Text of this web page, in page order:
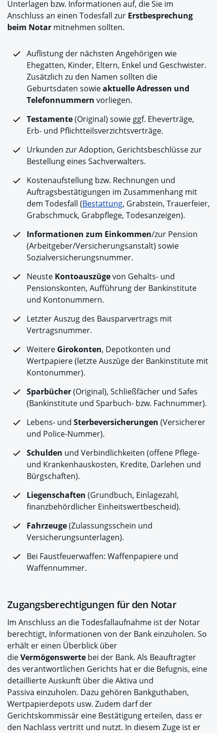
Unterlagen bzw. Informationen auf, die Sie im
Anschluss an einen Todesfall zur Erstbesprechung
beim Notar mitnehmen sollten.
Auflistung der nächsten Angehörigen wie
Ehegatten, Kinder, Eltern, Enkel und Geschwister.
Zusätzlich zu den Namen sollten die
Geburtsdaten sowieaktuelle Adressen und
Telefonnummern vorliegen.
Testamente(Original) sowie ggf. Eheverträge,
Erb- und Pflichtteilsverzichtsverträge.
Urkunden zur Adoption, Gerichtsbeschlüsse zur
Bestellung eines Sachverwalters.
Kostenaufstellung bzw. Rechnungen und
Auftragsbestätigungen im Zusammenhang mit
dem Todesfall (Bestattung, Grabstein, Trauerfeier,
Grabschmuck, Grabpflege, Todesanzeigen).
Informationen zum Einkommen/zur Pension
(Arbeitgeber/Versicherungsanstalt) sowie
Sozialversicherungsnummer.
Neuste Kontoauszügevon Gehalts- und
Pensionskonten, Aufführung der Bankinstitute
und Kontonummern.
Letzter Auszug des Bausparvertrags mit
Vertragsnummer.
Weitere Girokonten, Depotkonten und
Wertpapiere (letzte Auszüge der Bankinstitute mit
Kontonummer).
Sparbücher(Original), Schließfächer und Safes
(Bankinstitute und Sparbuch- bzw. Fachnummer).
Lebens- und Sterbeversicherungen (Versicherer
und Police-Nummer).
Schulden und Verbindlichkeiten (offene Pflege-
und Krankenhauskosten, Kredite, Darlehen und
Bürgschaften).
Liegenschaften (Grundbuch, Einlagezahl,
finanzbehördlicher Einheitswertbescheid).
Fahrzeuge(Zulassungsschein und
Versicherungsunterlagen).
Bei Faustfeuerwaffen: Waffenpapiere und
Waffennummer.
Zugangsberechtigungen für den Notar
Im Anschluss an die Todesfallaufnahme ist der Notar
berechtigt, Informationen von der Bank einzuholen. So
erhält er einen Überblick über
dieVermögenswerte bei der Bank. Als Beauftragter
des verantwortlichen Gerichts hat er die Befugnis, eine
detaillierte Auskunft über die Aktiva und
Passiva einzuholen. Dazu gehören Bankguthaben,
Wertpapierdepots usw. Zudem darf der
Gerichtskommissär eine Bestätigung erteilen, dass er
den Nachlass vertritt und nutzt. In diesem Zuge ist er